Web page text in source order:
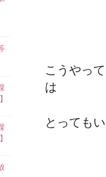
こうやっ
は
とっても